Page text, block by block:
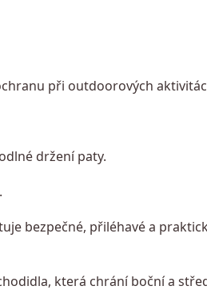
při outdoorových
držení paty.
bezpečné, přiléhavé a
která chrání boční a